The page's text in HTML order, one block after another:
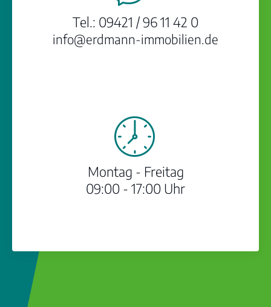
Tel.: 09421 / 96 11 42 0
info@erdmann-immobilien.de
Montag - Freitag
09:00 - 17:00 Uhr